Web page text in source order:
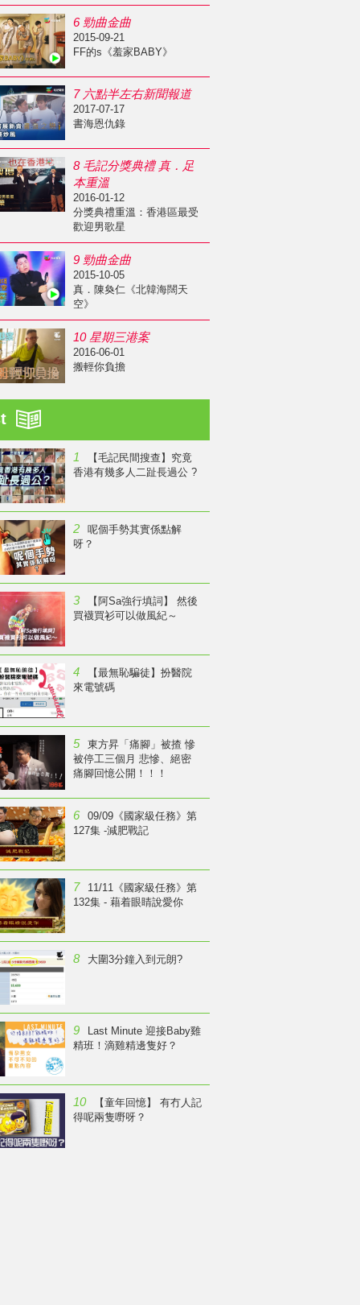
6 勁曲金曲
2015-09-21
FF的s《羞家BABY》
7 六點半左右新聞報道
2017-07-17
書海恩仇錄
8 毛記分獎典禮 真．足
本重溫
2016-01-12
分獎典禮重溫：香港區最受
歡迎男歌星
9 勁曲金曲
2015-10-05
真．陳奐仁《北韓海闊天
空》
10 星期三港案
2016-06-01
搬輕你負擔
1
【毛記民間搜查】究竟
香港有幾多人二趾長過公 ?
2
呢個手勢其實係點解
呀？
3
【阿Sa強行填詞】 然後
買襪買衫可以做風紀～
4
【最無恥騙徒】扮醫院
來電號碼
5
東方昇「痛腳」被揸 慘
被停工三個月 悲慘、絕密
痛腳回憶公開！！！
6
09/09《國家級任務》第
127集 -減肥戰記
7
11/11《國家級任務》第
132集 - 藉着眼睛說愛你
8 大圍3分鐘入到元朗?
9
Last Minute 迎接Baby雞
精班！滴雞精邊隻好？
10
【童年回憶】 有冇人記
得呢兩隻嘢呀？